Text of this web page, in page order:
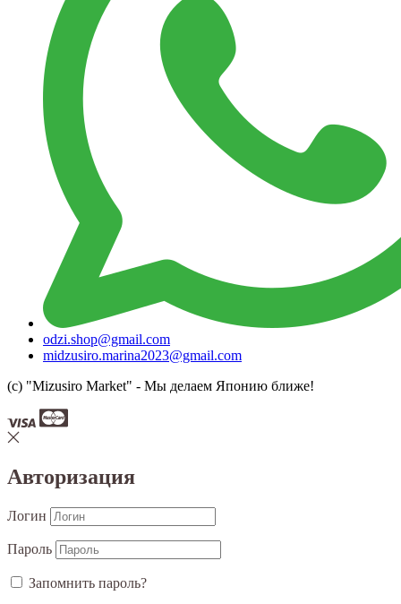
odzi.shop@gmail.com
midzusiro.marina2023@gmail.com
(c) "Mizusiro Market" - Мы делаем Японию ближе!
Авторизация
Логин
Пароль
Запомнить пароль?